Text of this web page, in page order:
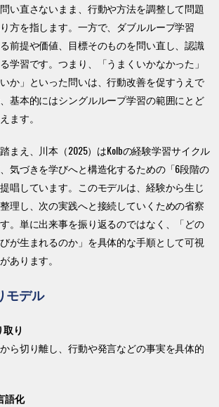
い直さないまま、行動や方法を調整して問題
方を指します。一方で、ダブルループ学習
前提や価値、目標そのものを問い直し、認識
学習です。つまり、「うまくいかなかった」
か」といった問いは、行動改善を促すうえで
基本的にはシングルループ学習の範囲にとど
ます。
まえ、川本（2025）はKolbの経験学習サイクル
気づきを学びへと構造化するための「6段階の
唱しています。このモデルは、経験から生じ
理し、次の実践へと接続していくための省察
。単に出来事を振り返るのではなく、「どの
が生まれるのか」を具体的な手順として可視
あります。
モデル
り
ら切り離し、行動や発言などの事実を具体的
語化